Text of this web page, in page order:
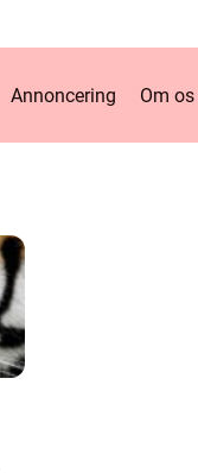
Annoncering Om os